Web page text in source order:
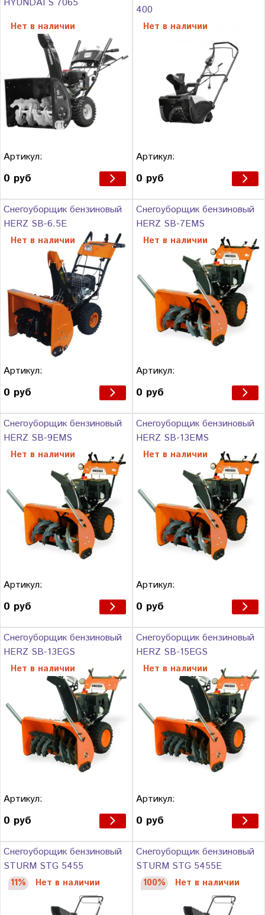
Нет в наличии
Артикул:
0 руб
400
Нет в наличии
Артикул:
0 руб
Снегоуборщик бензиновый
HERZ SB-6.5E
Нет в наличии
Артикул:
0 руб
Снегоуборщик бензиновый
HERZ SB-7EMS
Нет в наличии
Артикул:
0 руб
Снегоуборщик бензиновый
HERZ SB-9EMS
Нет в наличии
Артикул:
0 руб
Снегоуборщик бензиновый
HERZ SB-13EMS
Нет в наличии
Артикул:
0 руб
Снегоуборщик бензиновый
HERZ SB-13EGS
Нет в наличии
Артикул:
0 руб
Снегоуборщик бензиновый
HERZ SB-15EGS
Нет в наличии
Артикул:
0 руб
Снегоуборщик бензиновый
STURM STG 5455
11% Нет в наличии
Снегоуборщик бензиновый
STURM STG 5455E
100% Нет в наличии